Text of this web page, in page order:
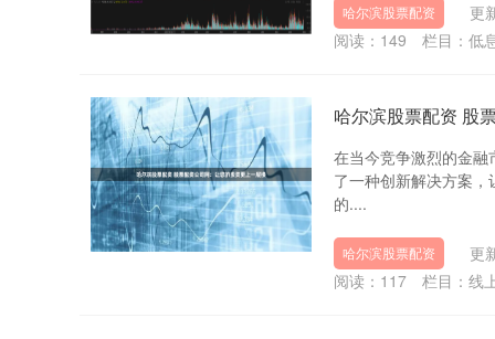
哈尔滨股票配资
更
阅读： 149 栏目： 低
哈尔滨股票配资 股
在当今竞争激烈的金
了一种创新解决方案
的....
哈尔滨股票配资
更
阅读： 117 栏目： 线